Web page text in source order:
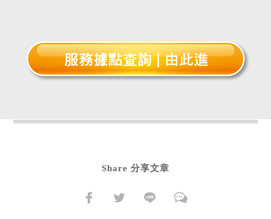
Share 分享文章